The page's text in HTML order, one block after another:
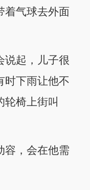
着气球去外面
起，儿子很
时下雨让他不
轮椅上街叫
，会在他需